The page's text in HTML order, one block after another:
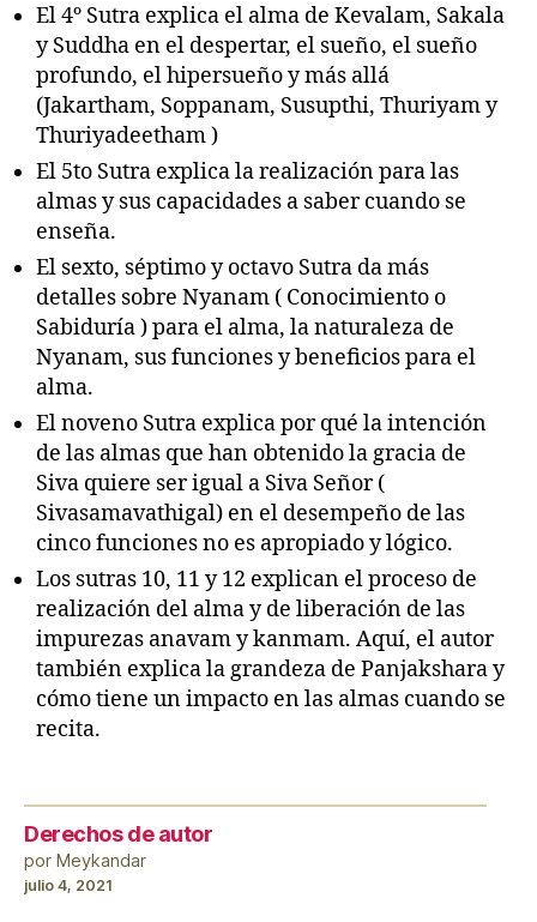
El 4º Sutra explica el alma de Kevalam, Sakala
y Suddha en el despertar, el sueño, el sueño
profundo, el hipersueño y más allá
(Jakartham, Soppanam, Susupthi, Thuriyam y
Thuriyadeetham )
El 5to Sutra explica la realización para las
almas y sus capacidades a saber cuando se
enseña.
El sexto, séptimo y octavo Sutra da más
detalles sobre Nyanam ( Conocimiento o
Sabiduría ) para el alma, la naturaleza de
Nyanam, sus funciones y beneficios para el
alma.
El noveno Sutra explica por qué la intención
de las almas que han obtenido la gracia de
Siva quiere ser igual a Siva Señor (
Sivasamavathigal) en el desempeño de las
cinco funciones no es apropiado y lógico.
Los sutras 10, 11 y 12 explican el proceso de
realización del alma y de liberación de las
impurezas anavam y kanmam. Aquí, el autor
también explica la grandeza de Panjakshara y
cómo tiene un impacto en las almas cuando se
recita.
Derechos de autor
por Meykandar
julio 4, 2021